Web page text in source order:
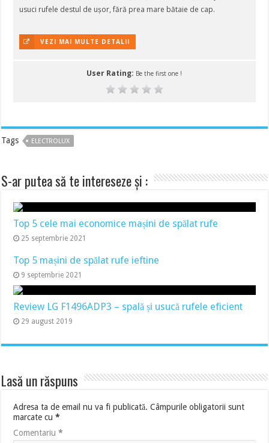
usuci rufele destul de ușor, fără prea mare bătaie de cap.
VEZI MAI MULTE DETALII
User Rating: Be the first one !
Tags ELECTROLUX
S-ar putea să te intereseze și :
Top 5 cele mai economice mașini de spălat rufe
25 septembrie 2021
Top 5 mașini de spălat rufe ieftine
9 septembrie 2021
Review LG F1496ADP3 – spală și usucă rufele eficient
29 august 2019
Lasă un răspuns
Adresa ta de email nu va fi publicată. Câmpurile obligatorii sunt
marcate cu*
Comentariu*